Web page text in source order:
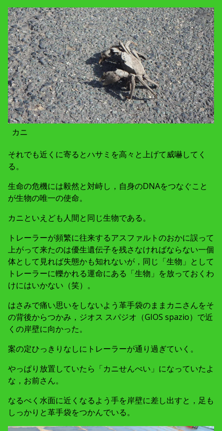
カニ
それでも近くに寄るとハサミを高々と上げて威嚇してく
る。
生命の危機には毅然と対峙し，自身のDNAをつなぐこと
が生物の唯一の使命。
カニといえども人間と同じ生物である。
トレーラーが頻繁に往来するアスファルトのおかに誤って
上がって来たのは優生遺伝子を残さなければならない一個
体として見れば失態かも知れないが，同じ「生物」として
トレーラーに轢かれる運命にある「生物」を放っておくわ
けにはいかない（笑）。
はさみで痛い思いをしないよう革手袋のままカニさんをそ
の背後からつかみ，ジオス スパジオ（GIOS spazio）で近
くの岸壁に向かった。
案の定ひっきりなしにトレーラーが通り過ぎていく。
やっぱり放置していたら「カニせんべい」になっていたよ
な，お前さん。
なるべく水面に近くなるよう手を岸壁に差し出すと，足も
しっかりと革手袋をつかんでいる。